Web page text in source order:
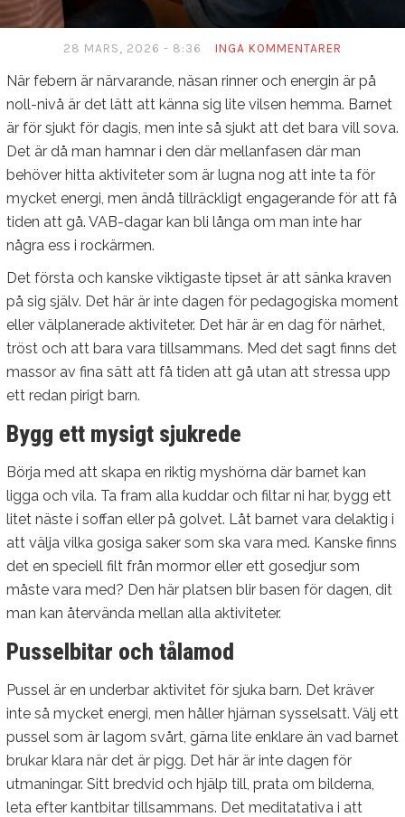
28 MARS, 2026 - 8:36 INGA KOMMENTARER
När febern är närvarande, näsan rinner och energin är på
noll-nivå är det lätt att känna sig lite vilsen hemma. Barnet
är för sjukt för dagis, men inte så sjukt att det bara vill sova.
Det är då man hamnar i den där mellanfasen där man
behöver hitta aktiviteter som är lugna nog att inte ta för
mycket energi, men ändå tillräckligt engagerande för att få
tiden att gå. VAB-dagar kan bli långa om man inte har
några ess i rockärmen.
Det första och kanske viktigaste tipset är att sänka kraven
på sig själv. Det här är inte dagen för pedagogiska moment
eller välplanerade aktiviteter. Det här är en dag för närhet,
tröst och att bara vara tillsammans. Med det sagt finns det
massor av fina sätt att få tiden att gå utan att stressa upp
ett redan pirigt barn.
Bygg ett mysigt sjukrede
Börja med att skapa en riktig myshörna där barnet kan
ligga och vila. Ta fram alla kuddar och filtar ni har, bygg ett
litet näste i soffan eller på golvet. Låt barnet vara delaktig i
att välja vilka gosiga saker som ska vara med. Kanske finns
det en speciell filt från mormor eller ett gosedjur som
måste vara med? Den här platsen blir basen för dagen, dit
man kan återvända mellan alla aktiviteter.
Pusselbitar och tålamod
Pussel är en underbar aktivitet för sjuka barn. Det kräver
inte så mycket energi, men håller hjärnan sysselsatt. Välj ett
pussel som är lagom svårt, gärna lite enklare än vad barnet
brukar klara när det är pigg. Det här är inte dagen för
utmaningar. Sitt bredvid och hjälp till, prata om bilderna,
leta efter kantbitar tillsammans. Det meditatativa i att